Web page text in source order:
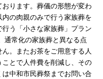
ります。葬儀の形態が変わ
の肉親のみで行う家族葬を
う「小さな家族葬」プラン
常化の家族葬と異なる点
。またお茶をご用意する人
とで人件費を削減し、その
中和市民葬祭までお問い合